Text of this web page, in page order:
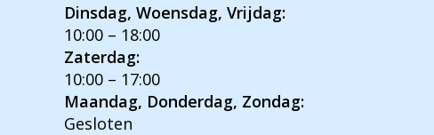
Dinsdag, Woensdag, Vrijdag:
10:00 – 18:00
Zaterdag:
10:00 – 17:00
Maandag, Donderdag, Zondag:
Gesloten